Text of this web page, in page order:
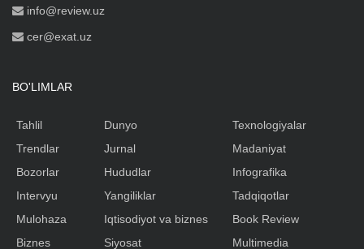
info@review.uz
cer@exat.uz
BO'LIMLAR
Tahlil
Trendlar
Bozorlar
Intervyu
Mulohaza
Biznes
Dunyo
Jurnal
Hududlar
Yangiliklar
Iqtisodiyot va biznes
Siyosat
Texnologiyalar
Madaniyat
Infografika
Tadqiqotlar
Book Review
Multimedia